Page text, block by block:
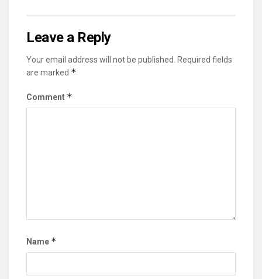
Leave a Reply
Your email address will not be published.
Required fields
are marked *
Comment *
Name *